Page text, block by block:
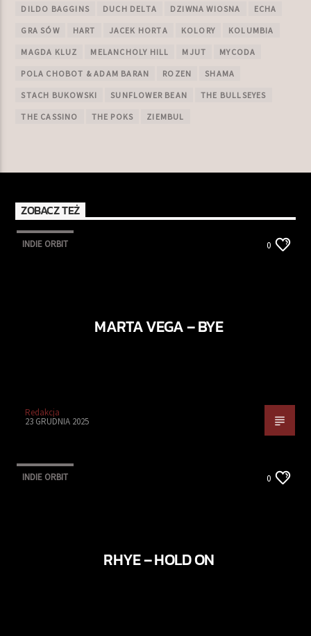
DILDO BAGGINS DUCH DELTA DZIWNA WIOSNA ECHA
GRA SÓW HART JACEK HORTA KOLORY KOLUMBIA
MAGDA KLUZ MELANCHOLY HILL MJUT MYCODA
POLA CHOBOT & ADAM BARAN ROZEN SHAMA
STACH BUKOWSKI SUNFLOWER BEAN THE BULLSEYES
THE CASSINO THE POKS ZIEMBUL
ZOBACZ TEŻ
INDIE ORBIT 0
MARTA VEGA – BYE
Redakcja
23 GRUDNIA 2025
INDIE ORBIT 0
RHYE – HOLD ON